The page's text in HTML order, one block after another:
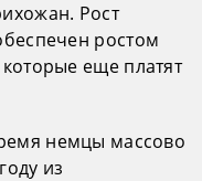
Рост
ростом
еще платят
немцы массово
из